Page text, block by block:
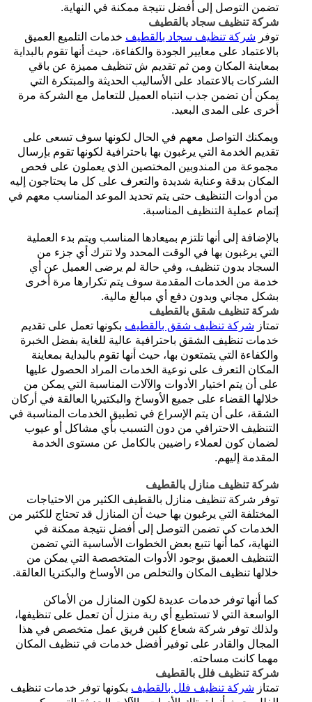
تضمن التوصل إلى أفضل نتيجة ممكنة في النهاية.
شركة تنظيف سجاد بالقطيف
توفر شركة تنظيف سجاد بالقطيف خدمات التلميع العميق
بالاعتماد على معايير الجودة والكفاءة، حيث أنها تقوم بالبداية
بمعاينة المكان ومن ثم تقديم ش تنظيف مميزة عن باقي
الشركات بالاعتماد على الأساليب الحديثة والمبتكرة التي
يمكن أن تضمن جذب انتباه العميل للتعامل مع الشركة مرة
أخرى على المدى البعيد.
ويمكنك التواصل معهم في الحال لكونها سوف تسعى على
تقديم الخدمة التي يرغبون بها باحترافية لكونها تقوم بإرسال
مجموعة من المندوبين المختصين الذي يعملون على فحص
المكان بدقة وعناية شديدة والتعرف على كل ما يحتاجون إليه
من أدوات التنظيف حتى يتم تحديد الموعد المناسب معهم في
إتمام عملية التنظيف المناسبة.
بالإضافة إلى أنها تلتزم بميعادها المناسب ويتم بدء العملية
التي يرغبون بها في الوقت المحدد ولا تترك أي جزء من
السجاد بدون تنظيف، وفي حالة لم يرضى العميل عن أي
خدمة من الخدمات المقدمة سوف يتم تكرارها مرة أخرى
بشكل مجاني وبدون دفع أي مبالغ مالية.
شركة تنظيف شقق بالقطيف
تمتاز شركة تنظيف شقق بالقطيف بكونها تعمل على تقديم
خدمات تنظيف الشقق باحترافية عالية للغاية بفضل الخبرة
والكفاءة التي يتمتعون بها، حيث أنها تقوم بالبداية بمعاينة
المكان التعرف على نوعية الخدمات المراد الحصول عليها
على أن يتم اختيار الأدوات والآلات المناسبة التي يمكن من
خلالها القضاء على جميع الأوساخ والبكتيريا العالقة في أركان
الشقة، على أن يتم الإسراع في تطبيق الخدمات المناسبة في
التنظيف الاحترافي من دون التسبب بأي مشاكل أو عيوب
لضمان كون لعملاء راضيين بالكامل عن مستوى الخدمة
المقدمة إليهم.
شركة تنظيف منازل بالقطيف
توفر شركة تنظيف منازل بالقطيف الكثير من الاحتياجات
المختلفة التي يرغبون بها حيث أن المنازل قد تحتاج للكثير من
الخدمات كي تضمن التوصل إلى أفضل نتيجة ممكنة في
النهاية، كما أنها تتبع بعض الخطوات الأساسية التي تضمن
التنظيف العميق بوجود الأدوات المتخصصة التي يمكن من
خلالها تنظيف المكان والتخلص من الأوساخ والبكتريا العالقة.
كما أنها توفر خدمات عديدة لكون المنازل من الأماكن
الواسعة التي لا تستطيع أي ربة منزل أن تعمل على تنظيفها،
ولذلك توفر شركة شعاع كلين فريق عمل متخصص في هذا
المجال والقادر على توفير أفضل خدمات في تنظيف المكان
مهما كانت مساحته.
شركة تنظيف فلل بالقطيف
تمتاز شركة تنظيف فلل بالقطيف بكونها توفر خدمات تنظيف